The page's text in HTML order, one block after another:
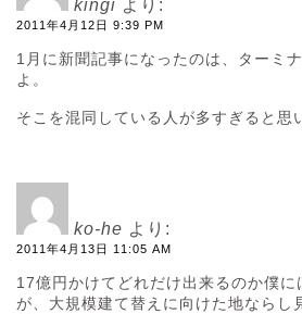
kingi より:
2011年4月12日 9:39 PM
1月に新聞記事になったのは、ターミ
よ。
そこを混同している人が多すぎると思
ko-he より:
2011年4月13日 11:05 AM
17億円かけてどれだけ出来るのか僕に
が、大規模建て替えに向けた地ならし